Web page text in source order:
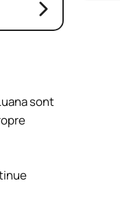
sont